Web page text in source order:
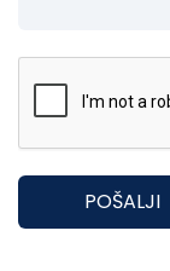
POŠALJI